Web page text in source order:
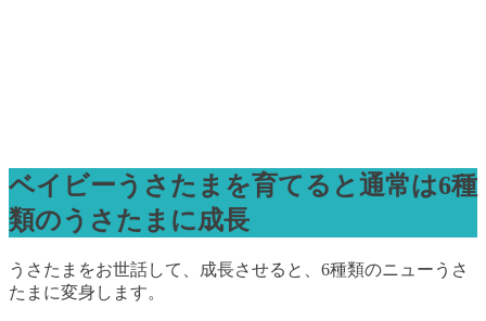
ベイビーうさたまを育てると通常は6種
類のうさたまに成長
うさたまをお世話して、成長させると、6種類のニューうさ
たまに変身します。